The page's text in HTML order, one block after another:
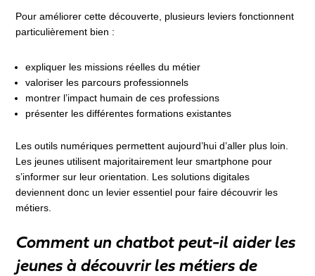
Pour améliorer cette découverte, plusieurs leviers fonctionnent
particulièrement bien :
expliquer les missions réelles du métier
valoriser les parcours professionnels
montrer l’impact humain de ces professions
présenter les différentes formations existantes
Les outils numériques permettent aujourd’hui d’aller plus loin.
Les jeunes utilisent majoritairement leur smartphone pour
s’informer sur leur orientation. Les solutions digitales
deviennent donc un levier essentiel pour faire découvrir les
métiers.
Comment un chatbot peut-il aider les
jeunes à découvrir les métiers de